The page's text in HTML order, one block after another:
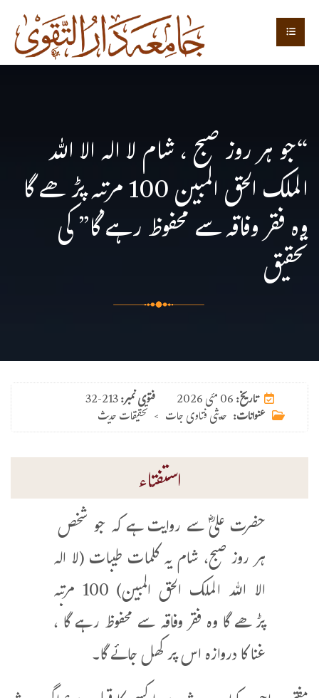
“جو ہر روز صبح ، شام لا اله الا الله
الملك الحق المبين 100 مرتبہ پڑھے گا
وہ فقر وفاقہ سے محفوظ رہے گا” کی
تحقیق
فتوی نمبر:32-213 تاریخ:06 مئی 2026
عنوانات: حدیثی فتاوی جات > تحقیقات حدیث
استفتاء
حضرت علیؓ سے روایت ہے کہ جو شخص
ہر روز صبح، شام یہ کلمات طیبات (لا اله
الا الله الملك الحق المبين) 100 مرتبہ
پڑھے گا وہ فقر وفاقہ سے محفوظ رہے گا ،
غنا کا دروازہ اس پر کھل جائے گا۔